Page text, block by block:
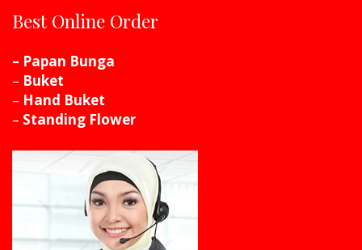
Best Online Order
– Papan Bunga
– Buket
– Hand Buket
– Standing Flower